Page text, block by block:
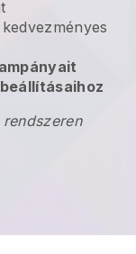
kedvezményes